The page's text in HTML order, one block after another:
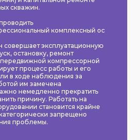
скважин.
комплексный ос
совершает эксплуатационную
остановку, ремонт
компрессорной
процесс работы и его
в ходе наблюдения за
им замечена
немедленно прекратить
причину. Работать на
становится крайне
запрещено
проблемы.